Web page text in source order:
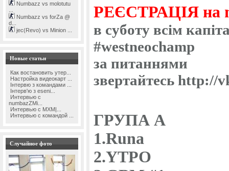
Numbazz vs molotutu
Numbazz vs forZa @
d...
jec(Revo) vs Minion ...
Новые статьи
Как востановить утер...
Настройка видеокарт ...
Інтервю з командами ...
Інтерв'ю з eseni...
Интервью с
numbazZMi...
Интервью с MXM|...
Интервью с командой ...
Случайное фото
РЕЄСТРАЦІЯ на
в суботу всім
#westneochamp
за питаннями
звертайтесь http://
ГРУПА А
1.Runa
2.YTPO